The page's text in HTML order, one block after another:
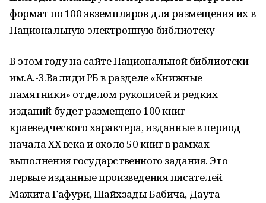
формат по 100 экземпляров для размещения их в
Национальную электронную библиотеку
В этом году на сайте Национальной библиотеки
им.А.-З.Валиди РБ в разделе «Книжные
памятники» отделом рукописей и редких
изданий будет размещено 100 книг
краеведческого характера, изданные в период
начала ХХ века и около 50 книг в рамках
выполнения государственного задания. Это
первые изданные произведения писателей
Мажита Гафури, Шайхзады Бабича, Даута